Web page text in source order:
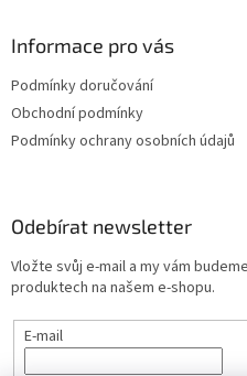
Informace pro vás
Podmínky doručování
Obchodní podmínky
Podmínky ochrany osobních údajů
Odebírat newsletter
Vložte svůj e-mail a my vám
produktech na našem e-shopu.
E-mail